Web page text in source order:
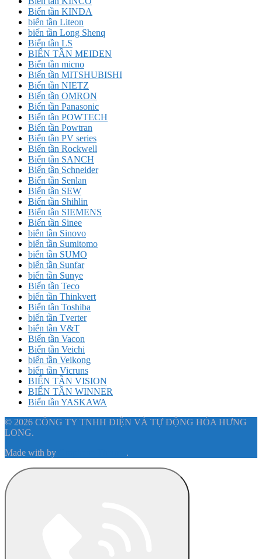
Biến tần KINDA
biến tần Liteon
biến tần Long Shenq
Biến tần LS
BIẾN TẦN MEIDEN
Biến tần micno
Biến tần MITSHUBISHI
Biến tần NIETZ
Biến tần OMRON
Biến tần Panasonic
Biến tần POWTECH
Biến tần Powtran
Biến tần PV series
Biến tần Rockwell
Biến tần SANCH
Biến tần Schneider
Biến tần Senlan
Biến tần SEW
Biến tần Shihlin
Biến tần SIEMENS
Biến tần Sinee
biến tần Sinovo
biến tần Sumitomo
biến tần SUMO
biến tần Sunfar
biến tần Sunye
Biến tần Teco
biến tần Thinkvert
Biến tần Toshiba
biến tần Tverter
biến tần V&T
Biến tần Vacon
Biến tần Veichi
biến tần Veikong
biến tần Vicruns
BIẾN TẦN VISION
BIẾN TẦN WINNER
Biến tần YASKAWA
© 2026 CÔNG TY TNHH ĐIỆN VÀ TỰ ĐỘNG HÓA HƯNG
LONG.
Made with by .